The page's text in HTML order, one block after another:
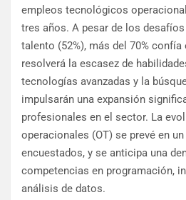
empleos tecnológicos
tres años. A pesar de los
talento (52%), más del 70%
resolverá la escasez de
tecnologías avanzadas y la
impulsarán una expansión
profesionales en el sector. La
operacionales (OT) se prevé en un
encuestados, y se anticipa una
competencias en programación,
análisis de datos.